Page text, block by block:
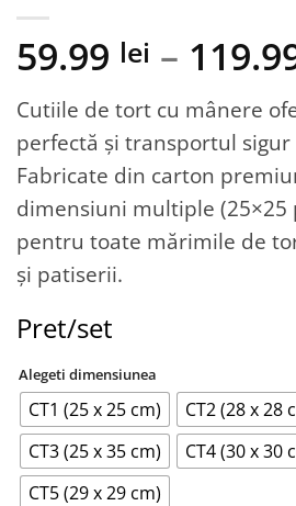
59.99 lei –
Cutiile de tort cu mânere
perfectă și transportul
Fabricate din carton
dimensiuni multiple (25×25
pentru toate mărimile de
și patiserii.
Pret/set
Alegeti dimensiunea
CT1 (25 x 25 cm)
CT2 (28 x 28
CT3 (25 x 35 cm)
CT4 (30 x 30
CT5 (29 x 29 cm)